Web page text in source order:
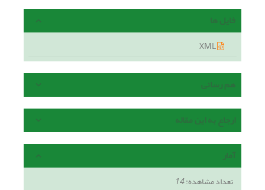
فایل ها
هم رسانی
ارجاع به این مقاله
آمار
تعداد مشاهده:14